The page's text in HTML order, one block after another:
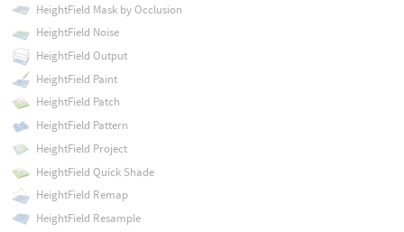
HeightField Mask by Occlusion
HeightField Noise
HeightField Output
HeightField Paint
HeightField Patch
HeightField Pattern
HeightField Project
HeightField Quick Shade
HeightField Remap
HeightField Resample